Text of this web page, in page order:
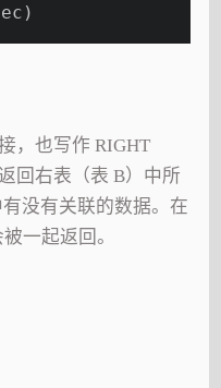
，也写作 RIGHT
回右表（表 B）中所
没有关联的数据。在
一起返回。